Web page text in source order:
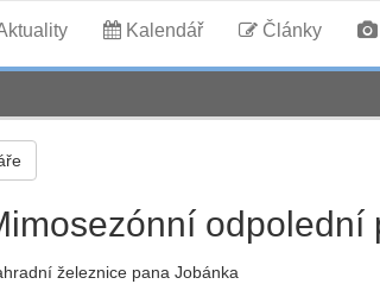
Kalendář Články
odpolední
železnice pana Jobánka